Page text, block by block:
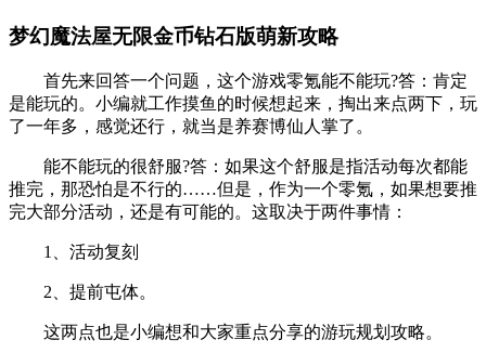
梦幻魔法屋无限金币钻石版萌新攻略
首先来回答一个问题，这个游戏零氪能不能玩?答：肯定
是能玩的。小编就工作摸鱼的时候想起来，掏出来点两下，玩
了一年多，感觉还行，就当是养赛博仙人掌了。
能不能玩的很舒服?答：如果这个舒服是指活动每次都能
推完，那恐怕是不行的……但是，作为一个零氪，如果想要推
完大部分活动，还是有可能的。这取决于两件事情：
1、活动复刻
2、提前屯体。
这两点也是小编想和大家重点分享的游玩规划攻略。